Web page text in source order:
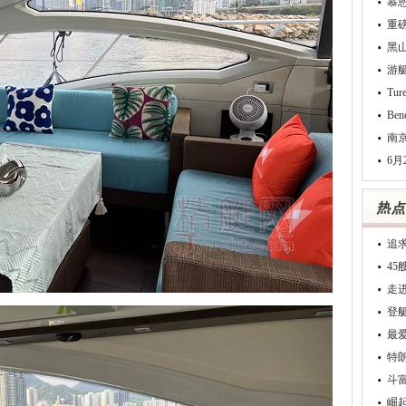
重
黑
游
南
6月
追
45
走
登
最
特
斗
崛